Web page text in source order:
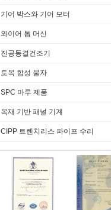
기어 박스와 기어 모터
와이어 톱 머신
진공동결건조기
토목 합성 물자
SPC 마루 제품
목재 기반 패널 기계
CIPP 트렌치리스 파이프 수리